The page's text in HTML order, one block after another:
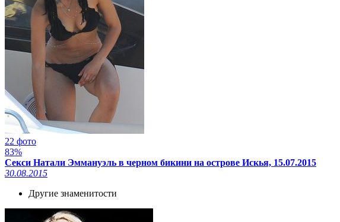
22 фото
83%
Секси Натали Эммануэль в черном бикини на острове Искья, 15.07.2015
30.08.2015
Другие знаменитости